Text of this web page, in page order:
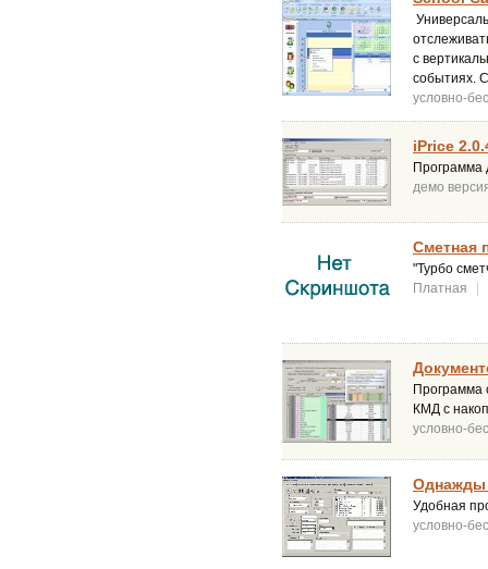
с
событиях.
условно-
iPrice
Программа
демо
Сметная
"Турбо
Платная
Программа
КМД с
условно-
Однажды
Удобная
условно-